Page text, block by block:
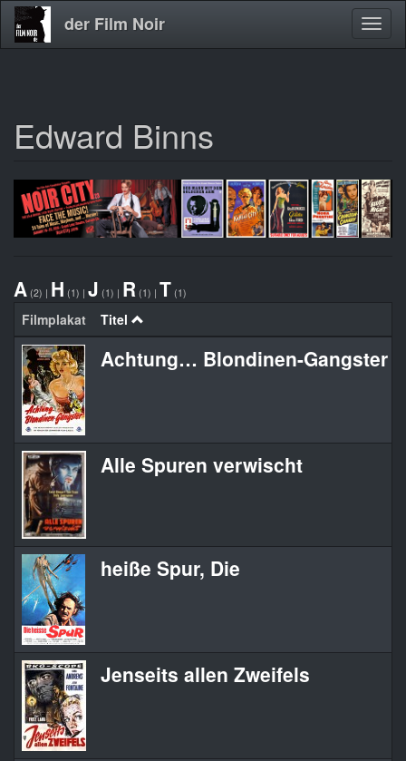
Direkt
zum
der Film Noir
Edward Binns
A (2) | H (1) | J (1) | R (1) | T (1)
Filmplakat Titel
Achtung… Blondinen-Gangster
Alle Spuren verwischt
heiße Spur, Die
Jenseits allen Zweifels